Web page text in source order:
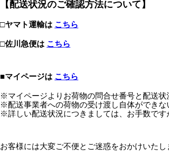
【配送状況のご確認方法について】
□ヤマト運輸は こちら
□佐川急便は こちら
■マイページは こちら
※マイページよりお荷物の問合せ番号と配送状
※配送事業者への荷物の受け渡し自体ができな
※詳しい配送状況につきましては、お手数です
お客様には大変ご不便とご迷惑をおかけいた